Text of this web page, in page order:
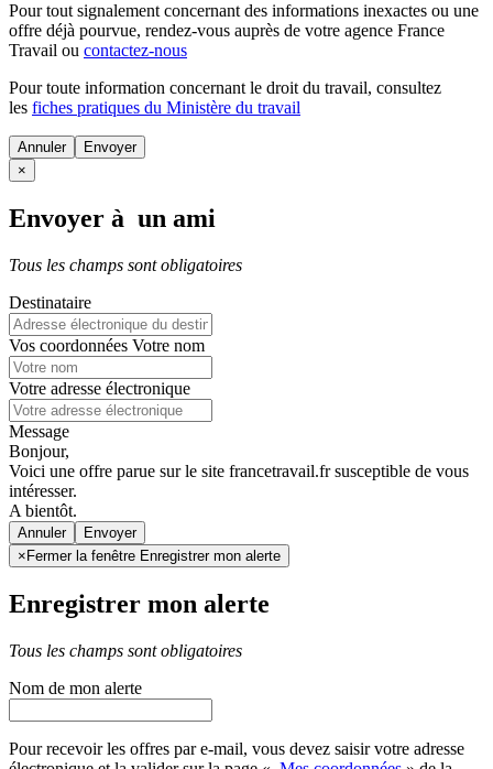
Pour tout signalement concernant des informations inexactes ou une
offre déjà pourvue, rendez-vous auprès de votre agence France
Travail ou contactez-nous
Pour toute information concernant le droit du travail, consultez
les fiches pratiques du Ministère du travail
Annuler
×
Envoyer à un ami
Tous les champs sont obligatoires
Destinataire
Vos coordonnées Votre nom
Votre adresse électronique
Message
Bonjour,
Voici une offre parue sur le site francetravail.fr susceptible de vous
intéresser.
A bientôt.
Annuler
× Fermer la fenêtre Enregistrer mon alerte
Enregistrer mon alerte
Tous les champs sont obligatoires
Nom de mon alerte
Pour recevoir les offres par e-mail, vous devez saisir votre adresse